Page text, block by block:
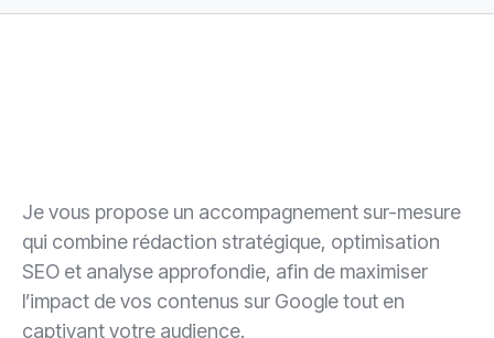
Je vous propose un accompagnement sur-mesure
qui combine rédaction stratégique, optimisation
SEO et analyse approfondie, afin de maximiser
l’impact de vos contenus sur Google tout en
captivant votre audience.